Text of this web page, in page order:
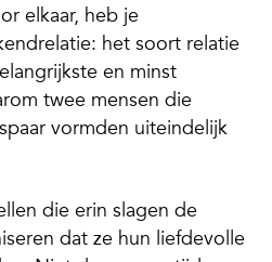
elkaar, heb je
het soort relatie
en minst
twee mensen die
vormden uiteindelijk
die erin slagen de
dat ze hun liefdevolle